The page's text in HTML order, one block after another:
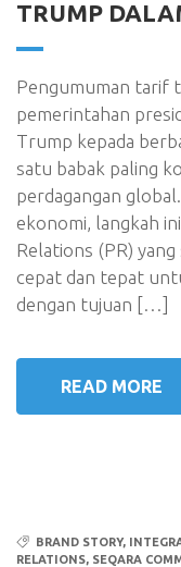
TRUMP
Pengumuman tarif
pemerintahan
Trump kepada
satu babak paling
perdagangan
ekonomi, langkah
Relations (PR)
cepat dan tepat
dengan tujuan […]
READ MORE
BRAND STORY,
RELATIONS, SEQARA